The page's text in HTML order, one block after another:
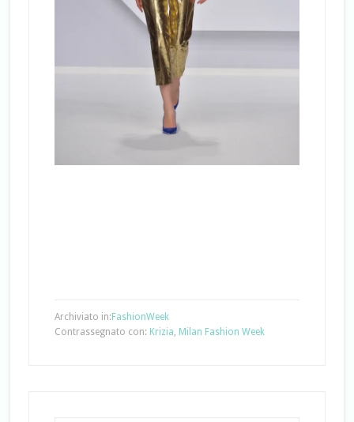
Archiviato in:FashionWeek
Contrassegnato con: Krizia Milan Fashion Week